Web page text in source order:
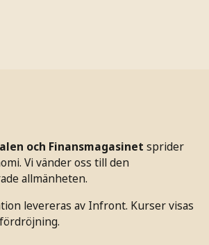
och Finansmagasinet sprider
Vi vänder oss till den
allmänheten.
levereras av Infront. Kurser visas